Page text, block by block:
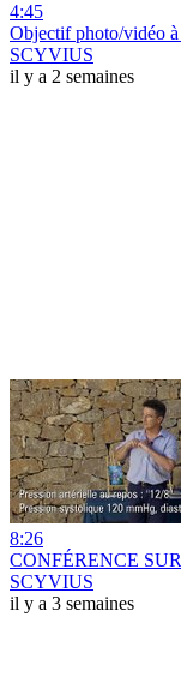
4:45
Objectif photo/vidéo
SCYVIUS
il y a 2 semaines
8:26
CONFÉRENCE
SCYVIUS
il y a 3 semaines